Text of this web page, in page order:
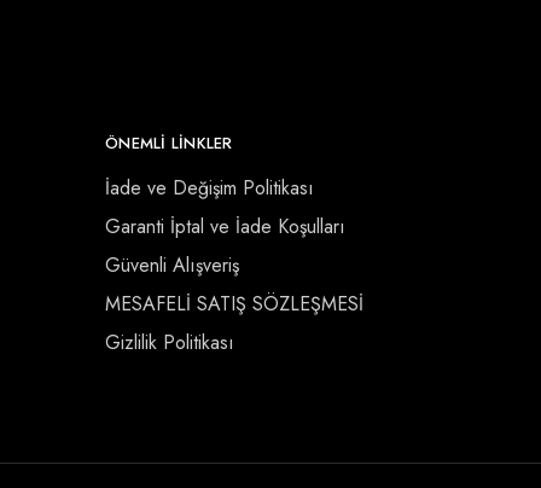
ÖNEMLI LINKLER
İade ve Değişim Politikası
Garanti İptal ve İade Koşulları
Güvenli Alışveriş
MESAFELİ SATIŞ SÖZLEŞMESİ
Gizlilik Politikası